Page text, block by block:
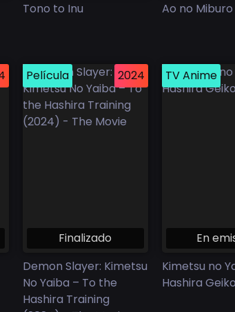
Tono to Inu
Ao no Miburo
Película 2024
Finalizado
Demon Slayer: Kimetsu
No Yaiba – To the
Hashira Training
TV Anime
En
Kimetsu no
Hashira